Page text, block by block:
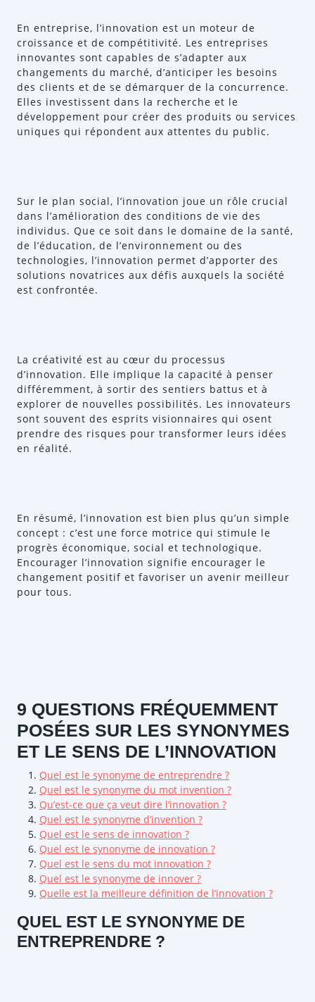
En entreprise, l’innovation est un moteur de
croissance et de compétitivité. Les entreprises
innovantes sont capables de s’adapter aux
changements du marché, d’anticiper les besoins
des clients et de se démarquer de la concurrence.
Elles investissent dans la recherche et le
développement pour créer des produits ou services
uniques qui répondent aux attentes du public.
Sur le plan social, l’innovation joue un rôle crucial
dans l’amélioration des conditions de vie des
individus. Que ce soit dans le domaine de la santé,
de l’éducation, de l’environnement ou des
technologies, l’innovation permet d’apporter des
solutions novatrices aux défis auxquels la société
est confrontée.
La créativité est au cœur du processus
d’innovation. Elle implique la capacité à penser
différemment, à sortir des sentiers battus et à
explorer de nouvelles possibilités. Les innovateurs
sont souvent des esprits visionnaires qui osent
prendre des risques pour transformer leurs idées
en réalité.
En résumé, l’innovation est bien plus qu’un simple
concept : c’est une force motrice qui stimule le
progrès économique, social et technologique.
Encourager l’innovation signifie encourager le
changement positif et favoriser un avenir meilleur
pour tous.
9 QUESTIONS FRÉQUEMMENT
POSÉES SUR LES SYNONYMES
ET LE SENS DE L’INNOVATION
Quel est le synonyme de entreprendre ?
Quel est le synonyme du mot invention ?
Qu’est-ce que ça veut dire l’innovation ?
Quel est le synonyme d’invention ?
Quel est le sens de innovation ?
Quel est le synonyme de innovation ?
Quel est le sens du mot innovation ?
Quel est le synonyme de innover ?
Quelle est la meilleure définition de l’innovation ?
QUEL EST LE SYNONYME DE
ENTREPRENDRE ?